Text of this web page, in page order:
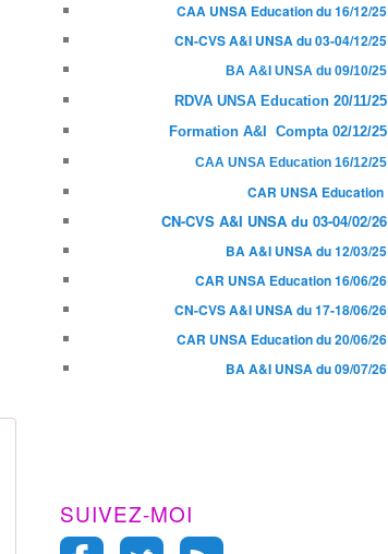
CAA UNSA Education du 16/12/25
CN-CVS A&I UNSA du 03-04/12/25
BA A&I UNSA du 09/10/25
RDVA UNSA Education 20/11/25
Formation A&I Compta 02/12/25
CAA UNSA Education 16/12/25
CAR UNSA Education
CN-CVS A&I UNSA du 03-04/02/26
BA A&I UNSA du 12/03/25
CAR UNSA Education 16/06/26
CN-CVS A&I UNSA du 17-18/06/26
CAR UNSA Education du 20/06/26
BA A&I UNSA du 09/07/26
SUIVEZ-MOI